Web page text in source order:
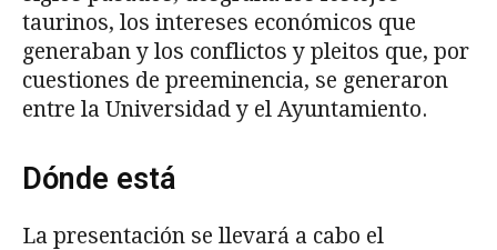
taurinos, los intereses económicos que
generaban y los conflictos y pleitos que, por
cuestiones de preeminencia, se generaron
entre la Universidad y el Ayuntamiento.
Dónde está
La presentación se llevará a cabo el